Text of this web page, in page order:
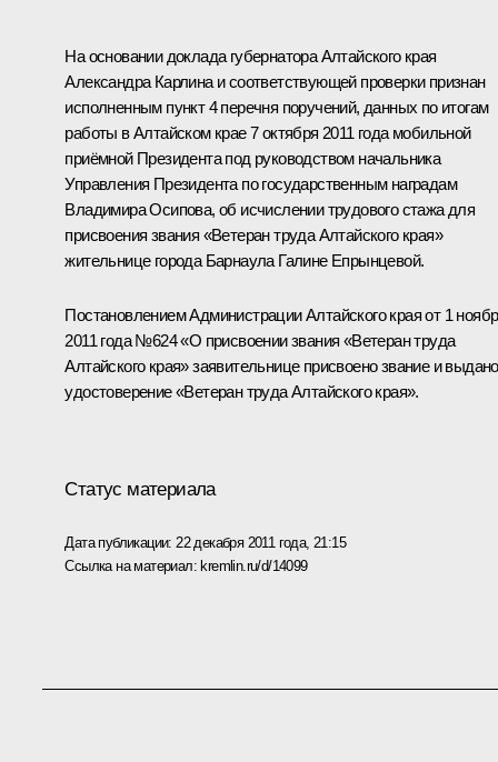
На основании доклада губернатора Алтайского края
Александра Карлинаи соответствующей проверки признан
исполненным пункт 4 перечня поручений, данных по итогам
работы в Алтайском крае 7 октября 2011 года мобильной
приёмной Президента под руководством начальника
Управления Президента по государственным наградам
Владимира Осипова, об исчислении трудового стажа для
присвоения звания «Ветеран труда Алтайского края»
жительнице города Барнаула Галине Епрынцевой.
Постановлением Администрации Алтайского края от 1
2011 года №624 «О присвоении звания «Ветеран труда
Алтайского края» заявительнице присвоено звание и выдано
удостоверение «Ветеран труда Алтайского края».
Статус материала
Дата публикации: 22 декабря 2011 года, 21:15
Ссылка на материал:kremlin.ru/d/14099